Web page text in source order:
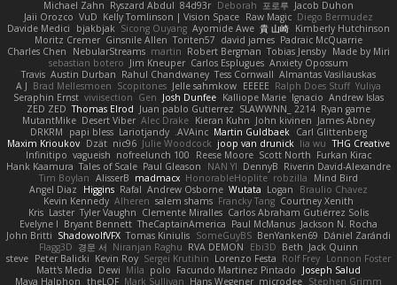
Jacob Duhon
포로루
Deborah
84d93r
Ryszard Abdul
Michael Zahn
Diego Bermudez
Raw Magic
Kelly Tomlinson | Vision Space
VuD
Jaii Orozco
Kimberly Hutchinson
貴 山崎
Ayomide Awe
Sicong Ouyang
bjakbjak
Davide Medici
Padraic McQuarrie
david james
Toriten57
Ginsnile Allen
Moritz Cremer
Made by Miri
Tobias Jensby
Robert Bergman
martin
NebularStreams
Charles Chen
Anxiety Opossum
Carlos Esplugues
Jim Kneuper
sebastian botero
Almantas Vasiliauskas
Tess Cornwall
Rahul Chandwaney
Austin Durban
Travis
Yuliya
Ralph Does Stuff
EEEEE
Jelle sahmkow
Scopitones
Brad Mellesmoen
A J
Andrew Islas
Ignacio
Kalliope Marie
Josh Dunfee
Gen
viviisection
Seraphin Ernst
Ryan game
SLAWWNN_ 2214
Juan pablo Gutierrez
Thomas Elrod
ZED ZED
James Abney
John kivinen
Kieran Kuhn
Alec Drake
Desert Viber
MutantMike
Carl Glittenberg
Martin Guldbaek
AVAinc.
Lariotjandy
papi bless
DRKRM
THG Creative
lia wu
joop van drunick
Julie Woodcock
nic96
Dzät
Maxim Krioukov
Furkan Kirac
Scott North
Reese Moore
nofreelunch 100
vagueish
Infinitipo
Riverin David-Alexandre
DennyB
NAN YI
Paul Gleason
Tales of Scale
Hank Kaamura
Mind Bird
robzilla
HonorableHoplite
madmacx
AlisserB
Tim Boylan
Braulio Chavez
Logan
Wutata
Andrew Osborne
Rafal
Higgins
Angel Diaz
Courtney Xenith
Francky Tang
salem shams
Alheren
Kevin Kennedy
Carlos Abraham Gutiérrez Solis
Clemente Miralles
Tyler Vaughn
Laster
Kris
Jackson N. Rocha
Paul McManus
TheCaptainAmerica
Bryant Bennett
Evelyne I
Dániel Zarándi
BenYanken69
SomeGuyBS
Tomas Kiniulis
ShadowolfVFX
John Britti
Jack Quinn
Beth
Ebi3D
RVA DEMON
Niranjan Raghu
경문 서
Flagg3D
Lonnon Foster
Rolf Frey
Lorenzo Festa
Sergei Krutihin
Kevin Roy
Peter Balicki
steve
Joseph Salud
Facundo Martinez Pintado
polo
Mila
Dewi
Matt's Media
Stephen Grimm
microdee
Hans Wegener
Mark Sullivan
theLOF
Maya Halphon